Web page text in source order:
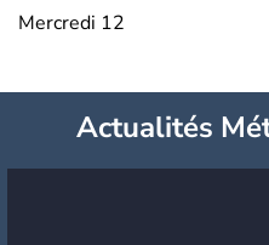
Mercredi 12
Actualités